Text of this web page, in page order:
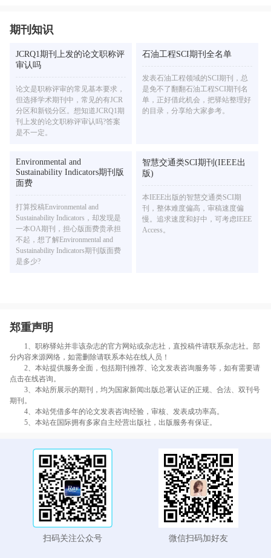
期刊知识
JCRQ1期刊上发的论文职称评
审认吗
论文是职称评审的常见基本要求，
但选择学术期刊中，常见的有JCR
分区和新锐分区。想知道JCRQ1期
刊上发的论文职称评审认吗?答案
是不一定。
石油工程SCI期刊全名单
发表石油工程领域的SCI期刊，总
是免不了翻翻石油工程SCI期刊名
单，正好借此机会，把驿站整理好
的目录，分享给大家参考。
Environmental and
Sustainability Indicators期刊版
面费
打算投稿Environmental and
Sustainability Indicators，却发现是
一本OA期刊，担心版面费贵承担
不起，想了解Environmental and
Sustainability Indicators期刊版面费
是多少?
智慧交通类SCI期刊(IEEE出
版)
本IEEE出版的智慧交通类SCI期
刊，整体难度偏高，审稿速度偏
慢。追求速度和好中，可考虑IEEE
Access。
郑重声明
1、职称驿站并非该杂志的官方网站或杂志社，直投稿件请联系杂志社。部
分内容来源网络，如需删除请联系本站在线人员！
2、本站提供服务全面，包括期刊推荐、论文发表咨询服务等，如有需要请
点击在线咨询。
3、本站所展示的期刊，均为国家新闻出版总署认证的正规、合法、双刊号
期刊。
4、本站凭借多年的论文发表咨询经验，审核、发表成功率高。
5、本站在国际拥有多家自主经营出版社，出版服务有保证。
扫码关注公众号 微信扫码加好友